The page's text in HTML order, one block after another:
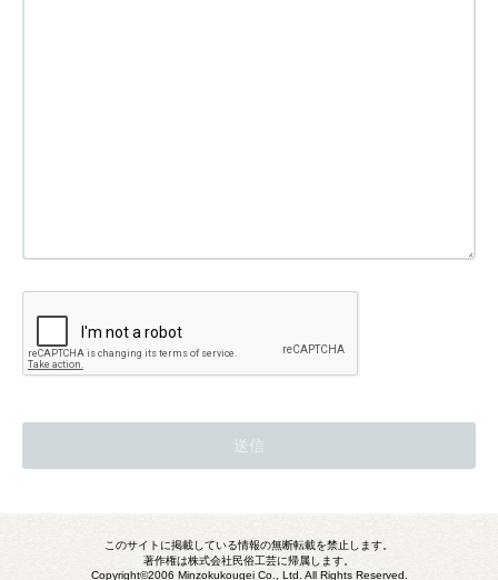
このサイトに掲載している情報の無断転載を禁止します。
著作権は株式会社民俗工芸に帰属します。
Copyright©2006 Minzokukougei Co., Ltd. All Rights Reserved.